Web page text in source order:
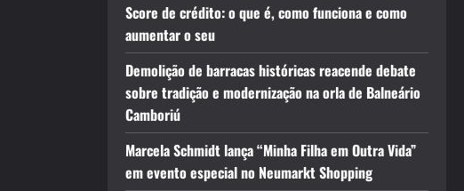
Score de crédito: o que é, como funciona e como
aumentar o seu
Demolição de barracas históricas reacende debate
sobre tradição e modernização na orla de Balneário
Camboriú
Marcela Schmidt lança “Minha Filha em Outra Vida”
em evento especial no Neumarkt Shopping